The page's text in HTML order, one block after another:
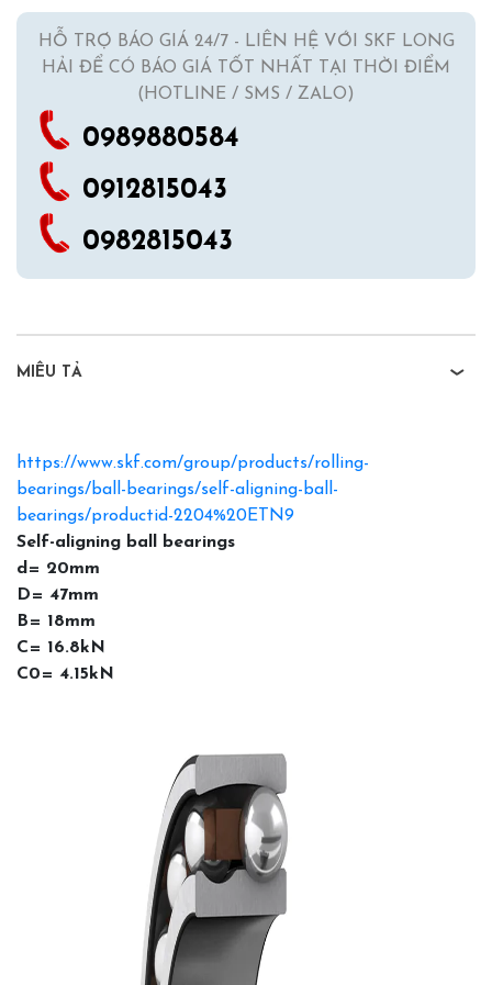
HỖ TRỢ BÁO GIÁ 24/7 - LIÊN HỆ VỚI SKF LONG
HẢI ĐỂ CÓ BÁO GIÁ TỐT NHẤT TẠI THỜI ĐIỂM
(HOTLINE / SMS / ZALO)
0989880584
0912815043
0982815043
MIÊU TẢ
https://www.skf.com/group/products/rolling-
bearings/ball-bearings/self-aligning-ball-
bearings/productid-2204%20ETN9
Self-aligning ball bearings
d= 20mm
D= 47mm
B= 18mm
C= 16.8kN
C0= 4.15kN